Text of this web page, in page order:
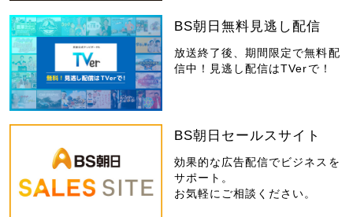
BS朝日無料見逃し配信
放送終了後、期間限定で無料配
信中！見逃し配信はTVerで！
BS朝日セールスサイト
効果的な広告配信でビジネスを
サポート。
お気軽にご相談ください。